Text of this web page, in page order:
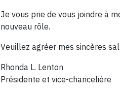
Je vous prie de vous joindre à
nouveau rôle.
Veuillez agréer mes sincères
Rhonda L. Lenton
Présidente et vice-chancelière